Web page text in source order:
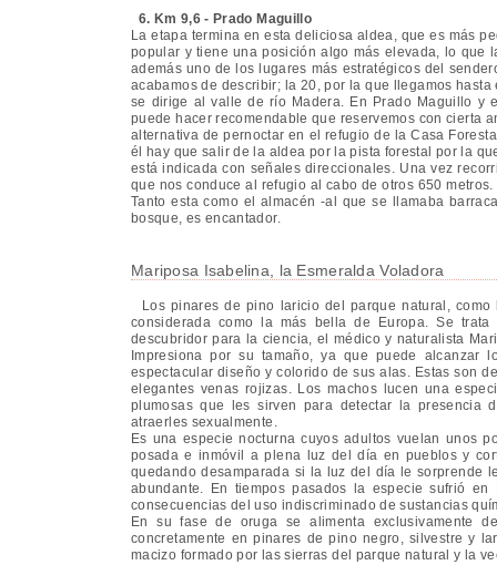
6. Km 9,6 - Prado Maguillo
La etapa termina en esta deliciosa aldea, que es más
popular y tiene una posición algo más elevada, lo que
además uno de los lugares más estratégicos del
acabamos de describir; la 20, por la que llegamos
se dirige al valle de río Madera. En Prado Maguillo y
puede hacer recomendable que reservemos con cierta
alternativa de pernoctar en el refugio de la Casa
él hay que salir de la aldea por la pista forestal por la
está indicada con señales direccionales. Una vez
que nos conduce al refugio al cabo de otros 650
Tanto esta como el almacén -al que se llamaba
bosque, es encantador.
Mariposa Isabelina, la Esmeralda Voladora
Los pinares de pino laricio del parque natural,
considerada como la más bella de Europa. Se
descubridor para la ciencia, el médico y naturalista
Impresiona por su tamaño, ya que puede
espectacular diseño y colorido de sus alas. Estas son
elegantes venas rojizas. Los machos lucen una
plumosas que les sirven para detectar la presencia
atraerles sexualmente.
Es una especie nocturna cuyos adultos vuelan unos
posada e inmóvil a plena luz del día en pueblos y
quedando desamparada si la luz del día le sorprende
abundante. En tiempos pasados la especie sufrió
consecuencias del uso indiscriminado de sustancias
En su fase de oruga se alimenta exclusivamente
concretamente en pinares de pino negro, silvestre y
macizo formado por las sierras del parque natural y la